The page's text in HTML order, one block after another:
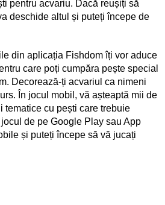
pentru acvariu. Dacă reușiți să
deschide altul și puteți începe de
din aplicația Fishdom îți vor aduce
care poți cumpăra pește special
Decorează-ți acvariul ca nimeni
În jocul mobil, vă așteaptă mii de
tematice cu pești care trebuie
de pe Google Play sau App
și puteți începe să vă jucați